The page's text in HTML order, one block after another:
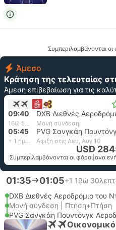
Συμπεριλαμβάνονται οι
Άμεσο
Κράτηση της τελευταίας
Άμεση επιβεβαίωση για τις
09:40
16ώ 5λεπτά Μονή σύνδεση
05:45
+ 1 ημέρα Άφιξη στις Δευ, Αυγ 10
USD
Συμπεριλαμβάνονται οι φόροι ανα
01:35 01:05+1 19ώ
DXB Διεθνές Αεροδρόμιο του
Μονή σύνδεση | Πτήση+Πτήση
PVG Σανγκάη Πουντόνγκ